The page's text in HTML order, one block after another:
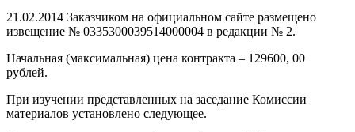
21.02.2014 Заказчиком на официальном сайте размещено
извещение № 0335300039514000004 в редакции № 2.
Начальная (максимальная) цена контракта – 129600, 00
рублей.
При изучении представленных на заседание Комиссии
материалов установлено следующее.